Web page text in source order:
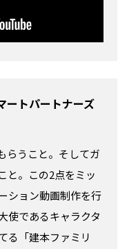
ートパートナーズ
らうこと。そしてガ
と。この2点をミッ
ション動画制作を行
使であるキャラクタ
る「建本ファミリ